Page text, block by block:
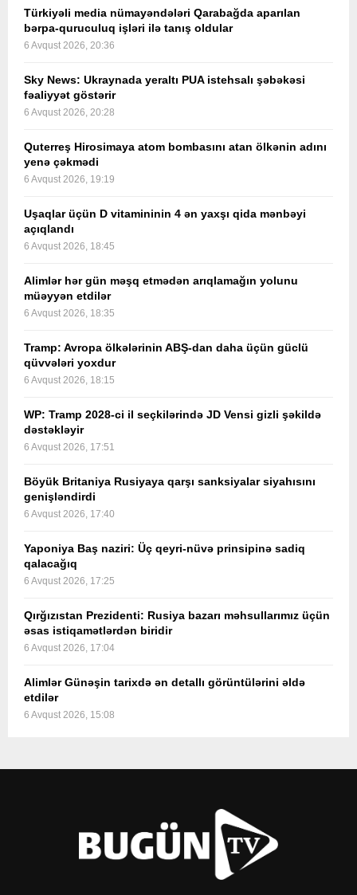
Türkiyəli media nümayəndələri Qarabağda aparılan
bərpa-quruculuq işləri ilə tanış oldular
6 Avqust 2026, 20:36
Sky News: Ukraynada yeraltı PUA istehsalı şəbəkəsi
fəaliyyət göstərir
6 Avqust 2026, 20:28
Quterreş Hirosimaya atom bombasını atan ölkənin adını
yenə çəkmədi
6 Avqust 2026, 19:19
Uşaqlar üçün D vitamininin 4 ən yaxşı qida mənbəyi
açıqlandı
6 Avqust 2026, 18:45
Alimlər hər gün məşq etmədən arıqlamağın yolunu
müəyyən etdilər
6 Avqust 2026, 18:35
Tramp: Avropa ölkələrinin ABŞ-dan daha üçün güclü
qüvvələri yoxdur
6 Avqust 2026, 18:15
WP: Tramp 2028-ci il seçkilərində JD Vensi gizli şəkildə
dəstəkləyir
6 Avqust 2026, 17:51
Böyük Britaniya Rusiyaya qarşı sanksiyalar siyahısını
genişləndirdi
6 Avqust 2026, 17:40
Yaponiya Baş naziri: Üç qeyri-nüvə prinsipinə sadiq
qalacağıq
6 Avqust 2026, 17:25
Qırğızıstan Prezidenti: Rusiya bazarı məhsullarımız üçün
əsas istiqamətlərdən biridir
6 Avqust 2026, 17:04
Alimlər Günəşin tarixdə ən detallı görüntülərini əldə
etdilər
6 Avqust 2026, 15:08